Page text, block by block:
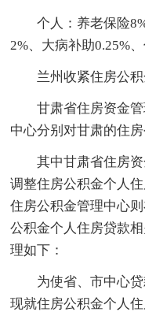
个人：养老保险8%
2%、大病补助0.25%
兰州收紧住房公积
甘肃省住房资金管
中心分别对甘肃的住
其中甘肃省住房资
调整住房公积金个人
住房公积金管理中心
公积金个人住房贷款
理如下：
为使省、市中心贷
现就住房公积金个人